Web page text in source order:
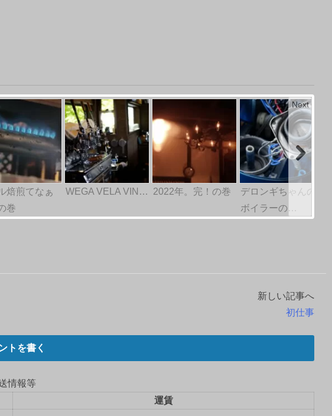
焙煎てなぁ
巻
WEGA VELA VIN… 2022年。完！の巻
デロンギちゃんの
ボイラーの…
Next
新しい記事へ
初仕事
トを書く
情報等
運賃